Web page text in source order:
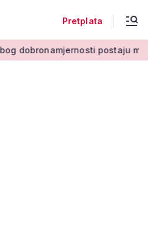
Pretplata
postaju meta prijevare'